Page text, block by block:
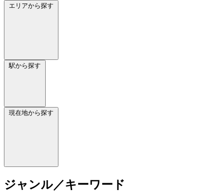
エリアから探す
駅から探す
現在地から探す
ジャンル／キーワード